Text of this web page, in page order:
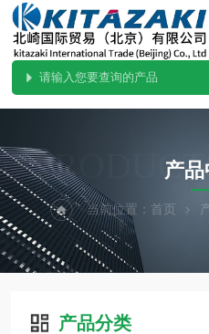
产
当前位置： 首页
产品分类